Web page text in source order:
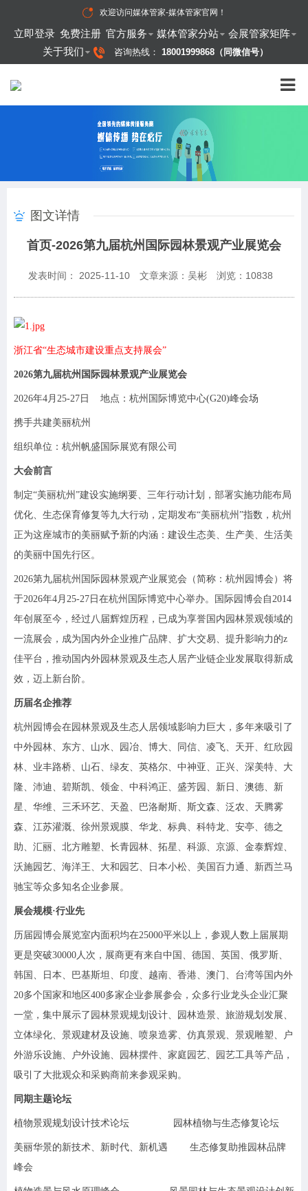
欢迎访问媒体管家-媒体管家官网 ！
立即登录 免费注册 官方服务 媒体管家分站
会展管家矩阵
关于我们
咨询热线： 18001999868（同微信号）
图文详情
首页-2026第九届杭州国际园林景观产业展览会
发表时间： 2025-11-10 文章来源：吴彬 浏览： 10838
浙江省“生态城市建设重点支持展会”
2026第九届杭州国际园林景观产业展览会
2026年4月25-27日 地点：杭州国际博览中心(G20)峰会场
携手共建美丽杭州
组织单位：杭州帆盛国际展览有限公司
大会前言
制定“美丽杭州”建设实施纲要、三年行动计划，部署实施功能布局
优化、生态保育修复等九大行动，定期发布“美丽杭州”指数，杭州
正为这座城市的美丽赋予新的内涵：建设生态美、生产美、生活美
的美丽中国先行区。
2026第九届杭州国际园林景观产业展览会（简称：杭州园博会）将
于2026年4月25-27日在杭州国际博览中心举办。国际园博会自2014
年创展至今，经过八届辉煌历程，已成为享誉国内园林景观领域的
一流展会，成为国内外企业推广品牌、扩大交易、提升影响力的z
佳平台，推动国内外园林景观及生态人居产业链企业发展取得新成
效，迈上新台阶。
历届名企推荐
杭州园博会在园林景观及生态人居领域影响力巨大，多年来吸引了
中外园林、东方、山水、园冶、博大、同信、凌飞、天开、红欣园
林、业丰路桥、山石、绿友、英格尔、中神亚、正兴、深美特、大
隆、沛迪、碧斯凯、领金、中科鸿正、盛芳园、新日、澳德、新
星、华维、三禾环艺、天盈、巴洛耐斯、斯文森、泛农、天腾雾
森、江苏灌溉、徐州景观膜、华龙、标典、科特龙、安亭、德之
助、汇丽、北方雕塑、长青园林、拓星、科源、京源、金泰辉煌、
沃施园艺、海洋王、大和园艺、日本小松、美国百力通、新西兰马
驰宝等众多知名企业参展。
展会规模·行业先
历届园博会展览室内面积均在25000平米以上，参观人数上届展期
更是突破30000人次，展商更有来自中国、德国、英国、俄罗斯、
韩国、日本、巴基斯坦、印度、越南、香港、澳门、台湾等国内外
20多个国家和地区400多家企业参展参会，众多行业龙头企业汇聚
一堂，集中展示了园林景观规划设计、园林造景、旅游规划发展、
立体绿化、景观建材及设施、喷泉造雾、仿真景观、景观雕塑、户
外游乐设施、户外设施、园林摆件、家庭园艺、园艺工具等产品，
吸引了大批观众和采购商前来参观采购。
同期主题论坛
植物景观规划设计技术论坛 园林植物与生态修复论坛
美丽华景的新技术、新时代、新机遇 生态修复助推园林品牌
峰会